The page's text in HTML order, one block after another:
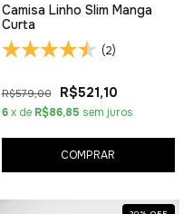
Camisa Linho Slim Manga
Curta
(2)
R$579,00 R$521,10
6 x de R$86,85 sem juros
COMPRAR